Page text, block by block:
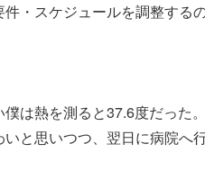
・スケジュールを調整する
は熱を測ると37.6度だった。
と思いつつ、翌日に病院へ